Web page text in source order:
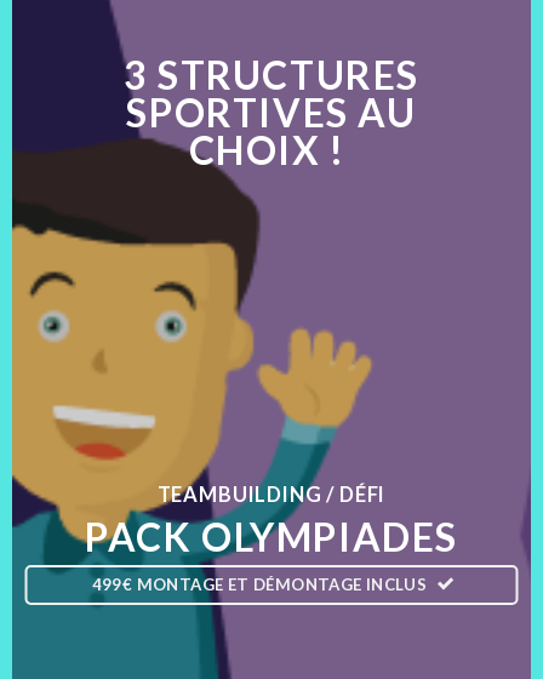
TEAMBUILDING / DÉFI
PACK OLYMPIADES
499€ MONTAGE ET DÉMONTAGE INCLUS
3 STRUCTURES
SPORTIVES AU
CHOIX !